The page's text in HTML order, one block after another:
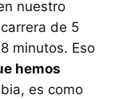
nuestro
de 5
minutos. Eso
hemos
es como